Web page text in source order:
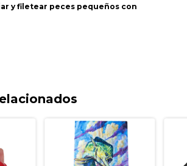
y filetear peces pequeños con